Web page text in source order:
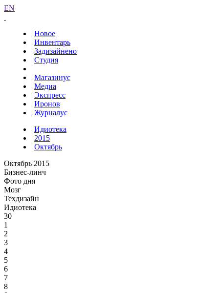
EN
Новое
Инвентарь
Задизайнено
Студия
Магазинус
Медиа
Экспресс
Иронов
Журналус
Идиотека
2015
Октябрь
Октябрь 2015
Бизнес-линч
Фото дня
Мозг
Техдизайн
Идиотека
30
1
2
3
4
5
6
7
8